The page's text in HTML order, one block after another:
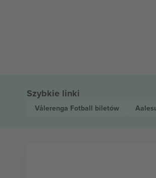
Szybkie linki
Vålerenga Fotball biletów